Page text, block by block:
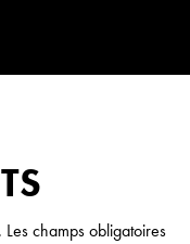
Les champs obligatoires